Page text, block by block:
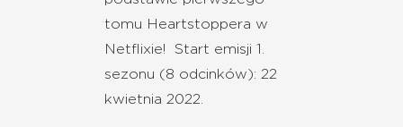
tomu Heartstoppera w
Netflixie! Start emisji 1.
sezonu (8 odcinków): 22
kwietnia 2022.